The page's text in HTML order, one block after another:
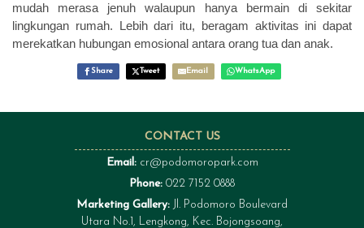
mudah merasa jenuh walaupun hanya bermain di sekitar
lingkungan rumah. Lebih dari itu, beragam aktivitas ini dapat
merekatkan hubungan emosional antara orang tua dan anak.
Share Tweet Email WhatsApp
CONTACT US
Email: cr@podomoropark.com
Phone: 022 7152 0888
Marketing Gallery: Jl. Podomoro Boulevard
Utara No.1, Lengkong, Kec. Bojongsoang,